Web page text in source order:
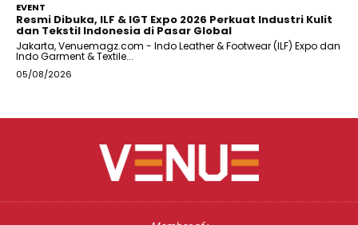
EVENT
Resmi Dibuka, ILF & IGT Expo 2026 Perkuat Industri Kulit
dan Tekstil Indonesia di Pasar Global
Jakarta, Venuemagz.com - Indo Leather & Footwear (ILF) Expo dan
Indo Garment & Textile...
05/08/2026